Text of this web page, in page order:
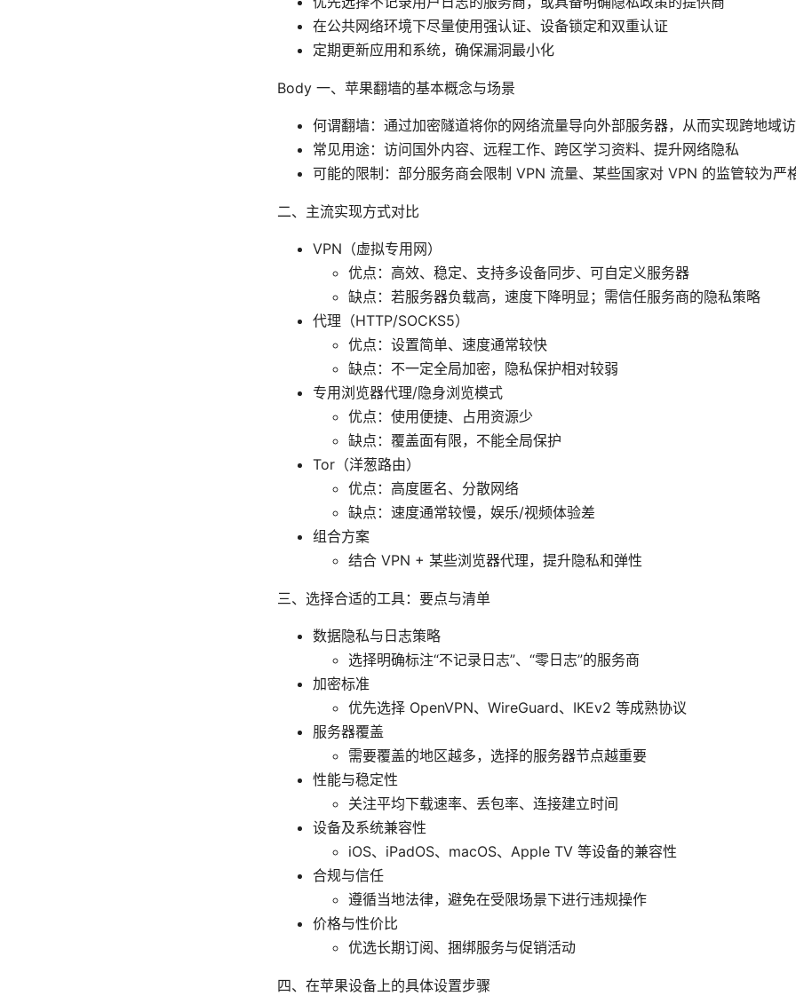
在公共网络环境下尽量使用强认证、设备锁定和双重认证
定期更新应用和系统，确保漏洞最小化
Body 一、苹果翻墙的基本概念与场景
何谓翻墙：通过加密隧道将你的网络流量导向外部服务器，从而实现跨地域
常见用途：访问国外内容、远程工作、跨区学习资料、提升网络隐私
可能的限制：部分服务商会限制 VPN 流量、某些国家对 VPN 的监管较为严
二、主流实现方式对比
VPN（虚拟专用网）
优点：高效、稳定、支持多设备同步、可自定义服务器
缺点：若服务器负载高，速度下降明显；需信任服务商的隐私策略
代理（HTTP/SOCKS5）
优点：设置简单、速度通常较快
缺点：不一定全局加密，隐私保护相对较弱
专用浏览器代理/隐身浏览模式
优点：使用便捷、占用资源少
缺点：覆盖面有限，不能全局保护
Tor（洋葱路由）
优点：高度匿名、分散网络
缺点：速度通常较慢，娱乐/视频体验差
组合方案
结合 VPN + 某些浏览器代理，提升隐私和弹性
三、选择合适的工具：要点与清单
数据隐私与日志策略
选择明确标注“不记录日志”、“零日志”的服务商
加密标准
优先选择 OpenVPN、WireGuard、IKEv2 等成熟协议
服务器覆盖
需要覆盖的地区越多，选择的服务器节点越重要
性能与稳定性
关注平均下载速率、丢包率、连接建立时间
设备及系统兼容性
iOS、iPadOS、macOS、Apple TV 等设备的兼容性
合规与信任
遵循当地法律，避免在受限场景下进行违规操作
价格与性价比
优选长期订阅、捆绑服务与促销活动
四、在苹果设备上的具体设置步骤